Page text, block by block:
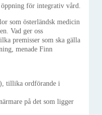
för integrativ vård.
som österländsk medicin
Vad ger oss
premisser som ska gälla
menade Finn
tillika ordförande i
på det som ligger